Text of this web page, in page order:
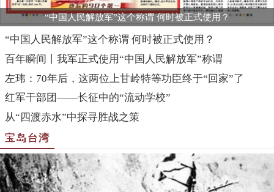
“中国人民解放军”这个称谓 何时被正式使用？
“中国人民解放军”这个称谓 何时被正式使用？
百年瞬间丨我军正式使用“中国人民解放军”称谓
左玮：70年后，这两位上甘岭特等功臣终于“回家”了
红军干部团——长征中的“流动学校”
从“四渡赤水”中探寻胜战之策
宝岛台湾